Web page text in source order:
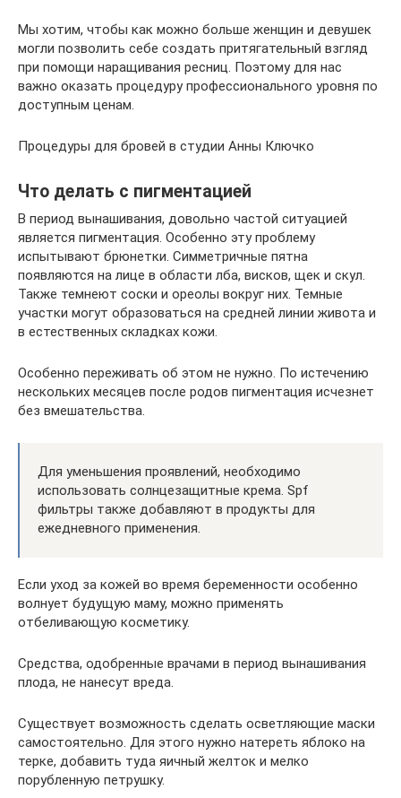
Мы хотим, чтобы как можно больше женщин и девушек
могли позволить себе создать притягательный взгляд
при помощи наращивания ресниц. Поэтому для нас
важно оказать процедуру профессионального уровня по
доступным ценам.
Процедуры для бровей в студии Анны Ключко
Что делать с пигментацией
В период вынашивания, довольно частой ситуацией
является пигментация. Особенно эту проблему
испытывают брюнетки. Симметричные пятна
появляются на лице в области лба, висков, щек и скул.
Также темнеют соски и ореолы вокруг них. Темные
участки могут образоваться на средней линии живота и
в естественных складках кожи.
Особенно переживать об этом не нужно. По истечению
нескольких месяцев после родов пигментация исчезнет
без вмешательства.
Для уменьшения проявлений, необходимо
использовать солнцезащитные крема. Spf
фильтры также добавляют в продукты для
ежедневного применения.
Если уход за кожей во время беременности особенно
волнует будущую маму, можно применять
отбеливающую косметику.
Средства, одобренные врачами в период вынашивания
плода, не нанесут вреда.
Существует возможность сделать осветляющие маски
самостоятельно. Для этого нужно натереть яблоко на
терке, добавить туда яичный желток и мелко
порубленную петрушку.